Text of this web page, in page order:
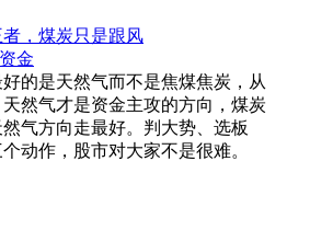
，煤炭只是跟风
金
的是天然气而不是焦煤焦炭，从
然气才是资金主攻的方向，煤炭
气方向走最好。判大势、选板
动作，股市对大家不是很难。